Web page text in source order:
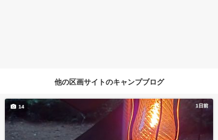
他の区画サイトのキャンプブログ
1日前
14